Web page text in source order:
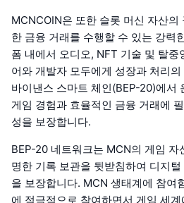
MCNCOIN은 또한 슬롯 머신 자산
한 금융 거래를 수행할 수 있는 강력
폼 내에서 오디오, NFT 기술 및 탈중
어와 개발자 모두에게 성장과 처리
바이낸스 스마트 체인(BEP-20)에서
게임 경험과 효율적인 금융 거래에
성을 보장합니다.
BEP-20 네트워크는 MCN의 게임 자
명한 기록 보관을 뒷받침하여 디지
을 보장합니다. MCN 생태계에 참여
에 적극적으로 참여하면서 게임 세